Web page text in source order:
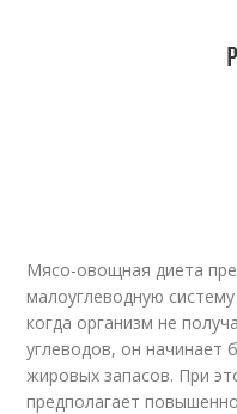
Мясо-овощная диета
малоуглеводную
когда организм не
углеводов, он начинает
жировых запасов. При
предполагает